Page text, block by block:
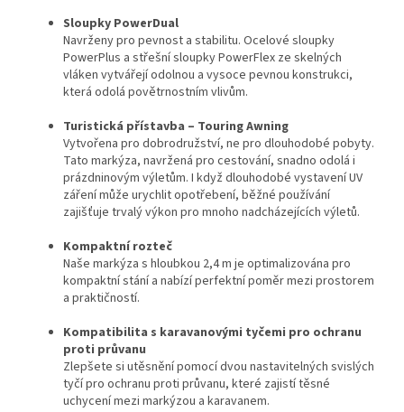
Sloupky PowerDual
Navrženy pro pevnost a stabilitu. Ocelové sloupky
PowerPlus a střešní sloupky PowerFlex ze skelných
vláken vytvářejí odolnou a vysoce pevnou konstrukci,
která odolá povětrnostním vlivům.
Turistická přístavba – Touring Awning
Vytvořena pro dobrodružství, ne pro dlouhodobé pobyty.
Tato markýza, navržená pro cestování, snadno odolá i
prázdninovým výletům. I když dlouhodobé vystavení UV
záření může urychlit opotřebení, běžné používání
zajišťuje trvalý výkon pro mnoho nadcházejících výletů.
Kompaktní rozteč
Naše markýza s hloubkou 2,4 m je optimalizována pro
kompaktní stání a nabízí perfektní poměr mezi prostorem
a praktičností.
Kompatibilita s karavanovými tyčemi pro ochranu
proti průvanu
Zlepšete si utěsnění pomocí dvou nastavitelných svislých
tyčí pro ochranu proti průvanu, které zajistí těsné
uchycení mezi markýzou a karavanem.